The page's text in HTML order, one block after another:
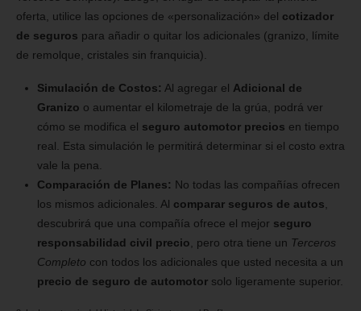
oferta, utilice las opciones de «personalización» del cotizador
de seguros para añadir o quitar los adicionales (granizo, límite
de remolque, cristales sin franquicia).
Simulación de Costos: Al agregar el Adicional de
Granizo o aumentar el kilometraje de la grúa, podrá ver
cómo se modifica el seguro automotor precios en tiempo
real. Esta simulación le permitirá determinar si el costo extra
vale la pena.
Comparación de Planes: No todas las compañías ofrecen
los mismos adicionales. Al comparar seguros de autos,
descubrirá que una compañía ofrece el mejor seguro
responsabilidad civil precio, pero otra tiene un Terceros
Completo con todos los adicionales que usted necesita a un
precio de seguro de automotorsolo ligeramente superior.